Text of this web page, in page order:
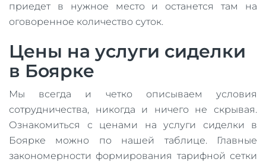
приедет в нужное место и останется там на
оговоренное количество суток.
Цены на услуги сиделки
в Боярке
Мы всегда и четко описываем условия
сотрудничества, никогда и ничего не скрывая.
Ознакомиться с ценами на услуги сиделки в
Боярке можно по нашей таблице. Главные
закономерности формирования тарифной сетки